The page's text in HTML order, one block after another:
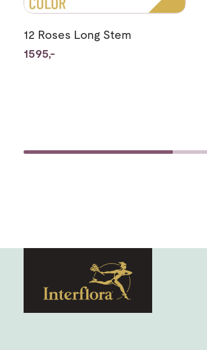
12 Roses Long Stem
1595,-